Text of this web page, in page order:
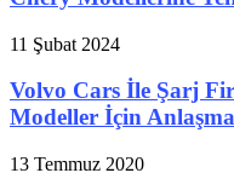
11 Şubat 2024
Volvo Cars İle Şarj
Modeller İçin
13 Temmuz 2020